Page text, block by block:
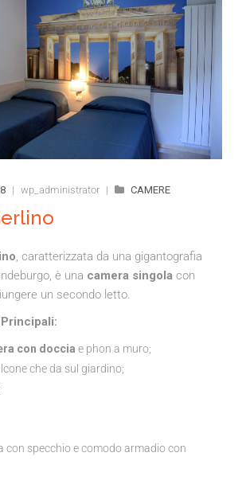
| wp_administrator | CAMERE
, caratterizzata da una gigantografia
è una camera singola con
un secondo letto.
con doccia e phon a muro;
che da sul giardino;
con specchio e comodo armadio con